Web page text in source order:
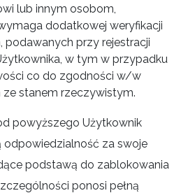
lub innym osobom,
dodatkowej weryfikacji
podawanych przy rejestracji
w tym w przypadku
co do zgodności w/w
ze stanem rzeczywistym.
powyższego Użytkownik
odpowiedzialność za swoje
podstawą do zablokowania
ponosi pełną